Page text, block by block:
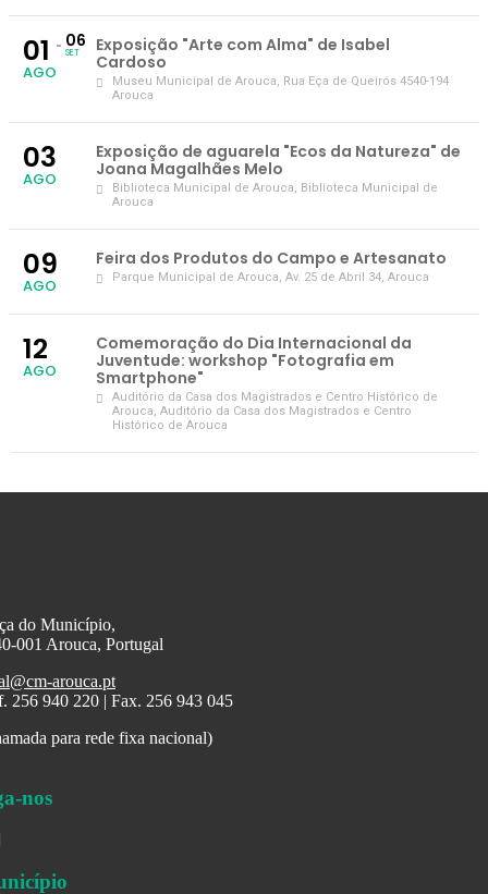
01
AGO
06
SET
Exposição "Arte com Alma" de Isabel
Cardoso
Museu Municipal de Arouca, Rua Eça de Queirós 4540-194
Arouca
03
AGO
Exposição de aguarela "Ecos da Natureza" de
Joana Magalhães Melo
Biblioteca Municipal de Arouca, Biblioteca Municipal de
Arouca
09
AGO
Feira dos Produtos do Campo e Artesanato
Parque Municipal de Arouca, Av. 25 de Abril 34, Arouca
12
AGO
Comemoração do Dia Internacional da
Juventude: workshop "Fotografia em
Smartphone"
Auditório da Casa dos Magistrados e Centro Histórico de
Arouca, Auditório da Casa dos Magistrados e Centro
Histórico de Arouca
do Município,
001 Arouca, Portugal
arouca.pt
256 940 220 | Fax. 256 943 045
para rede fixa nacional)
nos